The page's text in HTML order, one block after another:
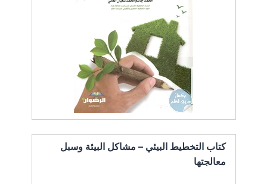
كتاب التخطيط البيئي – مشاكل البيئة وسبل
معالجتها